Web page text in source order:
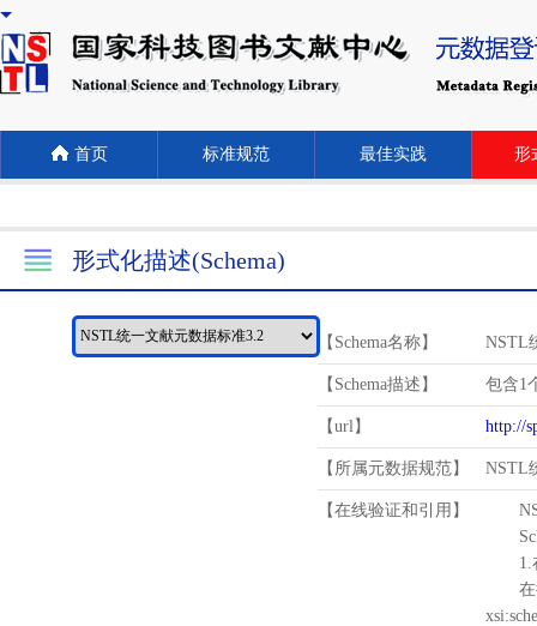
首页 标准规范 最佳实践 形
形式化描述(Schema)
【Schema名称】 NSTL
【Schema描述】 包含1
【url】 http://
【所属元数据规范】 NSTL
【在线验证和引用】
1.
在待